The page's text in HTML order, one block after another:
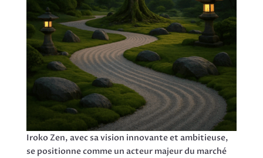
Iroko Zen, avec sa vision innovante et ambitieuse,
se positionne comme un acteur majeur du marché